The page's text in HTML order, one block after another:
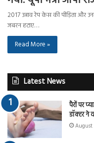
2017 उन्नाव रेप केस की पीड़िता और
जबरन हटाए…
Read More »
Latest News
पैरों पर
डॉक्टर ने
August